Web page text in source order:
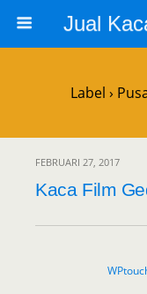
Label ›
FEBRUARI 27, 2017
Kaca Film